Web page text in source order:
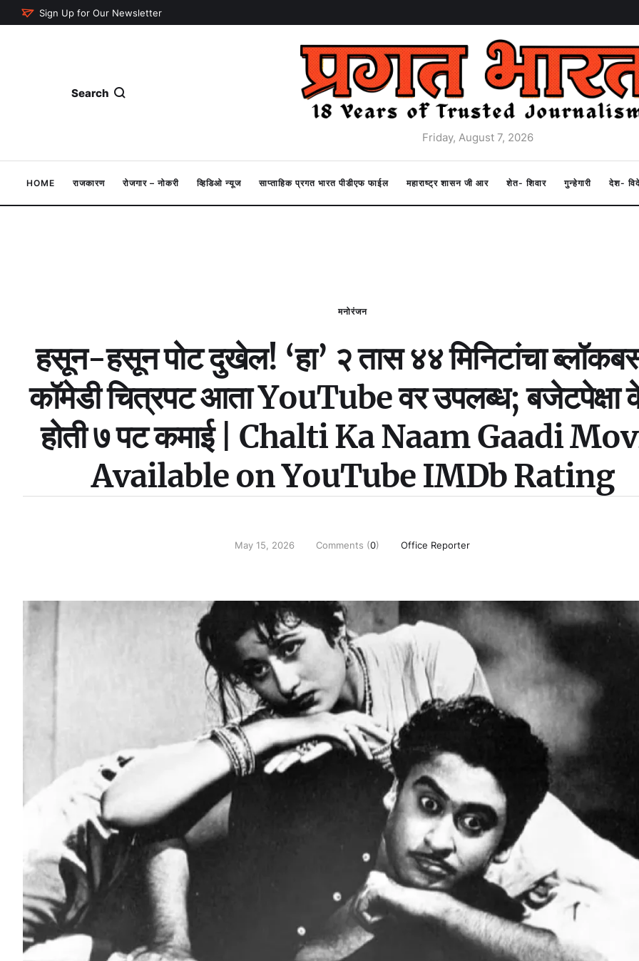
Sign Up for Our Newsletter
Search
Friday, August 7, 2026
HOME राजकारण रोजगार – नोकरी व्हिडिओ न्यूज साप्ताहिक प्रगत भारत पीडीएफ फाईल महाराष्ट्र शासन जी आर शेत- शिवार गुन्हेगारी देश-
मनोरंजन
हसून-हसून पोट दुखेल! ‘हा’ २ तास ४४ मिनिटांचा
कॉमेडी चित्रपट आता YouTube वर उपलब्ध; बजेटपेक्षा
होती ७ पट कमाई | Chalti Ka Naam Gaadi
Available on YouTube IMDb Rating
May 15, 2026 Comments (0) Office Reporter